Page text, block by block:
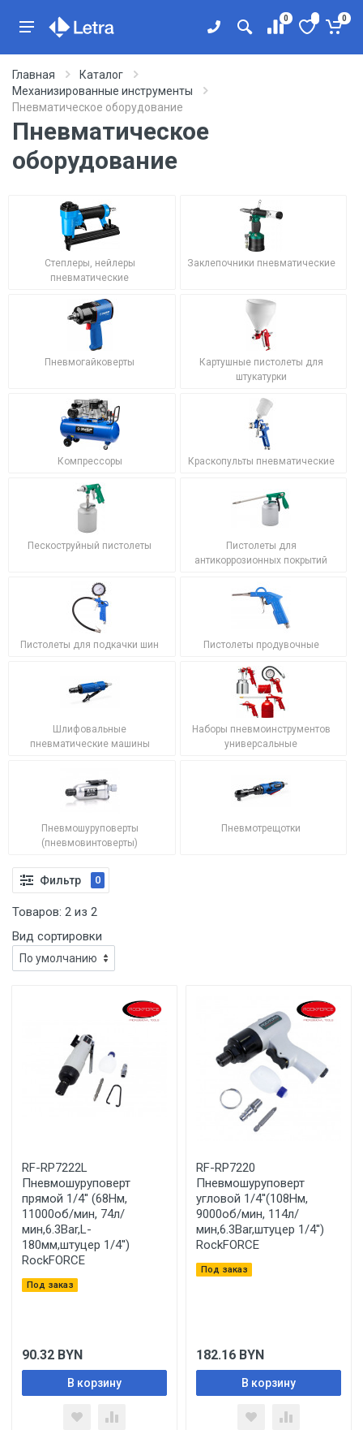
0 0
Главная
Каталог
Механизированные инструменты
Пневматическое оборудование
Пневматическое
оборудование
Степлеры, нейлеры
пневматические
Заклепочники пневматические
Пневмогайковерты
Картушные пистолеты для
штукатурки
Компрессоры Краскопульты пневматические
Пескоструйный пистолеты
Пистолеты для
антикоррозионных покрытий
Пистолеты для подкачки шин Пистолеты продувочные
Шлифовальные
пневматические машины
Наборы пневмоинструментов
универсальные
Пневмошуруповерты
(пневмовинтоверты)
Пневмотрещотки
Фильтр 0
Товаров: 2 из 2
Вид сортировки
RF-RP7222L
Пневмошуруповерт
прямой 1/4'' (68Нм,
11000об/мин, 74л/
мин,6.3Bar,L-
180мм,штуцер 1/4'')
RockFORCE
Под заказ
90.32 BYN
В корзину
RF-RP7220
Пневмошуруповерт
угловой 1/4''(108Нм,
9000об/мин, 114л/
мин,6.3Bar,штуцер 1/4'')
RockFORCE
Под заказ
182.16 BYN
В корзину